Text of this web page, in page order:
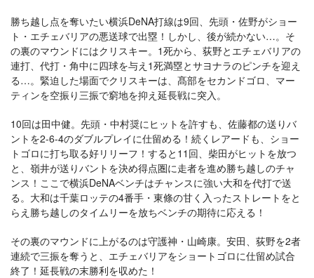
勝ち越し点を奪いたい横浜DeNA打線は9回、先頭・佐野がショー
ト・エチェバリアの悪送球で出塁！しかし、後が続かない…。そ
の裏のマウンドにはクリスキー。1死から、荻野とエチェバリアの
連打、代打・角中に四球を与え1死満塁とサヨナラのピンチを迎え
る…。緊迫した場面でクリスキーは、髙部をセカンドゴロ、マー
ティンを空振り三振で窮地を抑え延長戦に突入。
10回は田中健。先頭・中村奨にヒットを許すも、佐藤都の送りバ
ントを2-6-4のダブルプレイに仕留める！続くレアードも、ショー
トゴロに打ち取る好リリーフ！すると11回、柴田がヒットを放つ
と、嶺井が送りバントを決め得点圏に走者を進め勝ち越しのチャ
ンス！ここで横浜DeNAベンチはチャンスに強い大和を代打で送
る。大和は千葉ロッテの4番手・東條の甘く入ったストレートをと
らえ勝ち越しのタイムリーを放ちベンチの期待に応える！
その裏のマウンドに上がるのは守護神・山崎康。安田、荻野を2者
連続で三振を奪うと、エチェバリアをショートゴロに仕留め試合
終了！延長戦の末勝利を収めた！